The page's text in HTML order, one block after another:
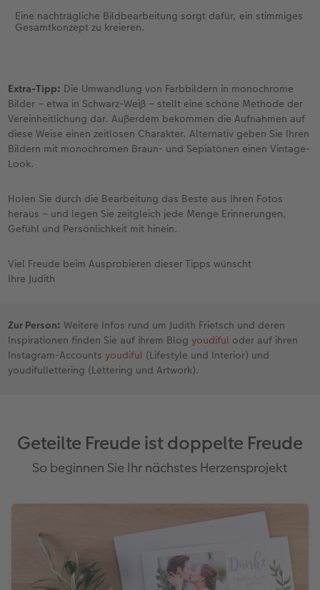
Eine nachträgliche Bildbearbeitung sorgt dafür, ein stimmiges
Gesamtkonzept zu kreieren.
Extra-Tipp: Die Umwandlung von Farbbildern in monochrome
Bilder – etwa in Schwarz-Weiß – stellt eine schöne Methode der
Vereinheitlichung dar. Außerdem bekommen die Aufnahmen auf
diese Weise einen zeitlosen Charakter. Alternativ geben Sie Ihren
Bildern mit monochromen Braun- und Sepiatönen einen Vintage-
Look.
Holen Sie durch die Bearbeitung das Beste aus Ihren Fotos
heraus – und legen Sie zeitgleich jede Menge Erinnerungen,
Gefühl und Persönlichkeit mit hinein.
Viel Freude beim Ausprobieren dieser Tipps wünscht
Ihre Judith
Zur Person: Weitere Infos rund um Judith Frietsch und deren
Inspirationen finden Sie auf ihrem Blogyoudiful oder auf ihren
Instagram-Accountsyoudiful (Lifestyle und Interior) und
youdifullettering (Lettering und Artwork).
Geteilte Freude ist doppelte Freude
So beginnen Sie Ihr nächstes Herzensprojekt